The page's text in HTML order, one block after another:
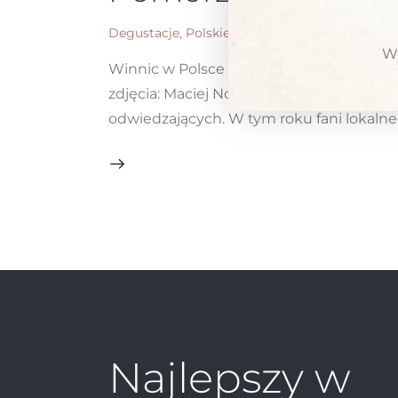
Degustacje, Polskie wino
Winnic w Polsce wciąż przybywa –
zdjęcia: Maciej Nowicki Zakończony
odwiedzających. W tym roku fani
Najlepszy w